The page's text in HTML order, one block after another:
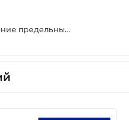
Уменьшены штрафы за нарушение предельных сроков регистрации налоговых накладных